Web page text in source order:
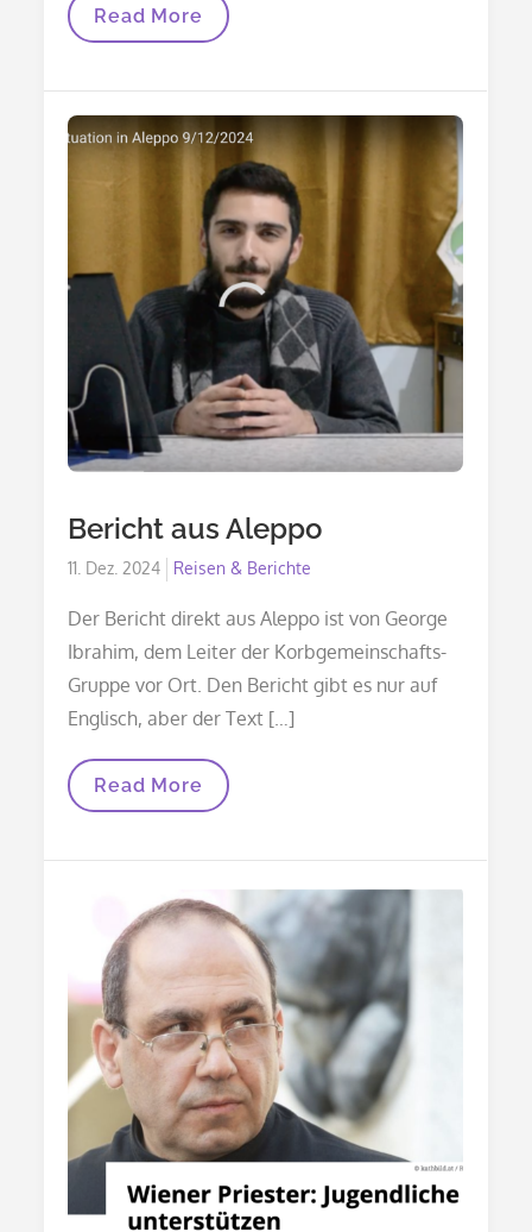
Die
ORF-
Gibt
Einblicke
Aus
Erster
Hand
In
Syrien.
Read More
Bericht aus Aleppo
Posted
11. Dez. 2024 Reisen & Berichte
Der Bericht direkt aus Aleppo ist von George
Ibrahim, dem Leiter der Korbgemeinschafts-
Gruppe vor Ort. Den Bericht gibt es nur auf
Englisch, aber der Text […]
Bericht
Aus
Read More